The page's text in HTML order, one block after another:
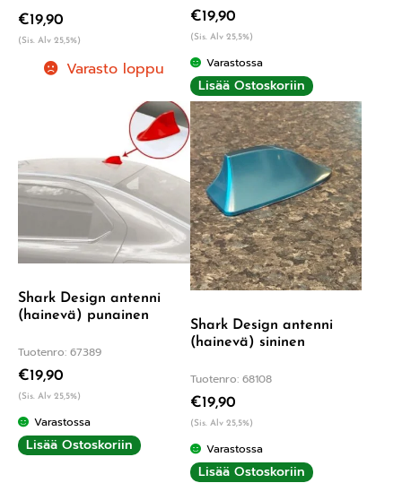
€19,90
(Sis. Alv 25,5%)
Varasto loppu
€19,90
(Sis. Alv 25,5%)
Varastossa
Lisää Ostoskoriin
Shark Design antenni
(hainevä) punainen
Tuotenro: 67389
€19,90
(Sis. Alv 25,5%)
Varastossa
Lisää Ostoskoriin
Shark Design antenni
(hainevä) sininen
Tuotenro: 68108
€19,90
(Sis. Alv 25,5%)
Varastossa
Lisää Ostoskoriin